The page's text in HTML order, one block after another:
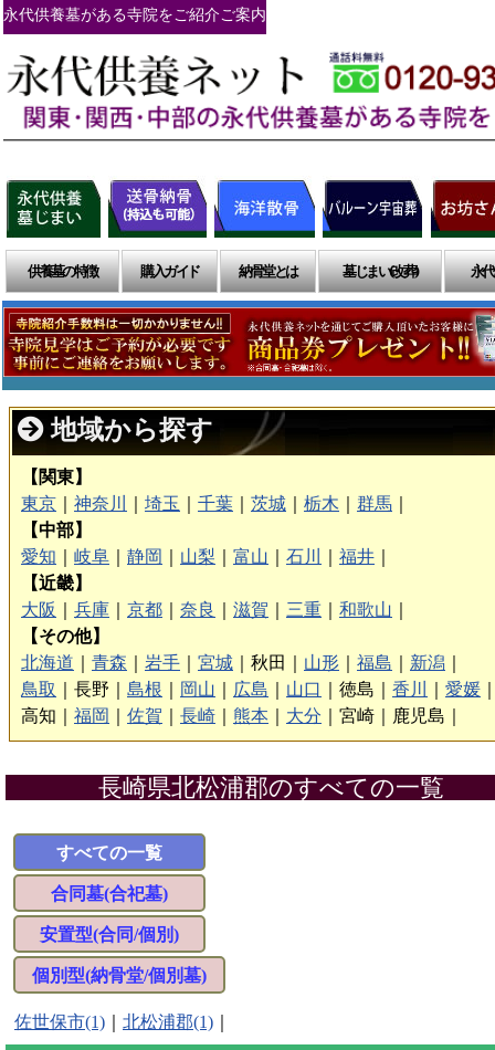
永代供養墓がある寺院をご紹介ご案内
供養墓の特徴 購入ガイド 納骨堂とは 墓じまい(改葬) 永
地域から探す
【関東】
東京
神奈川 埼玉 千葉 茨城 栃木 群馬
【中部】
愛知
岐阜 静岡 山梨 富山 石川 福井
【近畿】
大阪
兵庫 京都 奈良 滋賀 三重 和歌山
【その他】
北海道
青森 岩手 宮城 秋田｜ 山形 福島 新潟
鳥取
長野｜ 島根 岡山 広島 山口 徳島｜ 香川 愛媛
高知｜ 福岡 佐賀 長崎 熊本 大分 宮崎｜ 鹿児島｜
長崎県北松浦郡のすべての一覧
すべての一覧
合同墓(合祀墓)
安置型(合同/個別)
個別型(納骨堂/個別墓)
佐世保市(1) 北松浦郡(1)